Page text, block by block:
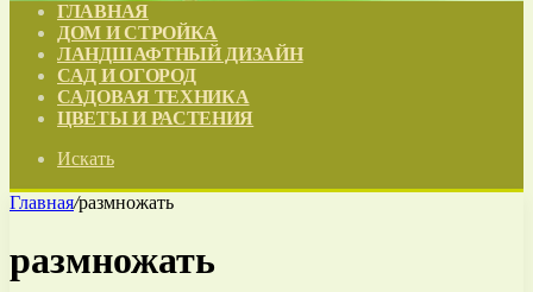
ГЛАВНАЯ
ДОМ И СТРОЙКА
ЛАНДШАФТНЫЙ ДИЗАЙН
САД И ОГОРОД
САДОВАЯ ТЕХНИКА
ЦВЕТЫ И РАСТЕНИЯ
Искать
Главная/размножать
размножать